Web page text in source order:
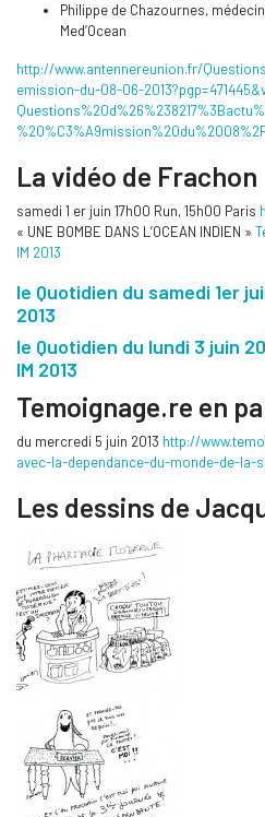
Philippe de Chazournes,
Med’Ocean
http://www.antennereunion.fr/
emission-du-08-06-
La vidéo de Frachon
samedi 1 er juin 17h00 Run, 15h00 Paris
« UNE BOMBE DANS L’OCEAN INDIEN »
IM 2013
le Quotidien du samedi 1er
2013
le Quotidien du lundi 3 juin
IM 2013
Temoignage.re en
du mercredi 5 juin 2013 http://
avec-la-dependance-du-monde-de-la-
Les dessins de